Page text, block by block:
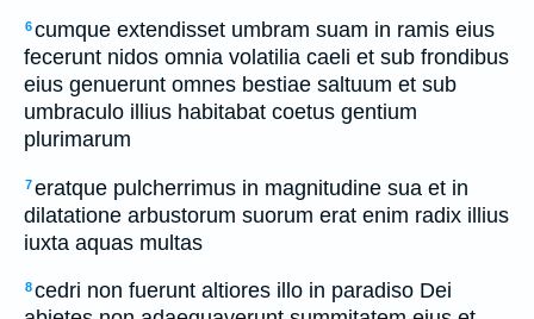
6cumque extendisset umbram suam in ramis eius
fecerunt nidos omnia volatilia caeli et sub frondibus
eius genuerunt omnes bestiae saltuum et sub
umbraculo illius habitabat coetus gentium
plurimarum
7eratque pulcherrimus in magnitudine sua et in
dilatatione arbustorum suorum erat enim radix illius
iuxta aquas multas
8cedri non fuerunt altiores illo in paradiso Dei